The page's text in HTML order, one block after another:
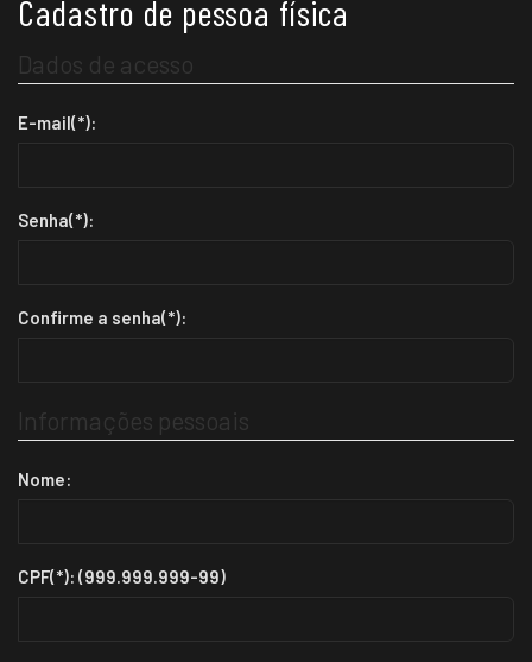
Cadastro de pessoa física
Dados de acesso
E-mail(*):
Senha(*):
Confirme a senha(*):
Informações pessoais
Nome:
CPF(*): (999.999.999-99)